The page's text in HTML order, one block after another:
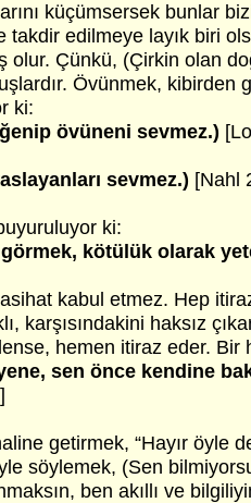
küçümsersek bunlar
takdir edilmeye layık biri
olur. Çünkü, (Çirkin olan
Övünmek, kibirden
ki:
övüneni sevmez.)
sevmez.) [Nahl
ki:
görmek, kötülük olarak
kabul etmez. Hep
karşısındakini haksız
hemen itiraz eder. Bir
sen önce kendine
getirmek, “Hayır öyle
söylemek, (Sen
ben akıllı ve